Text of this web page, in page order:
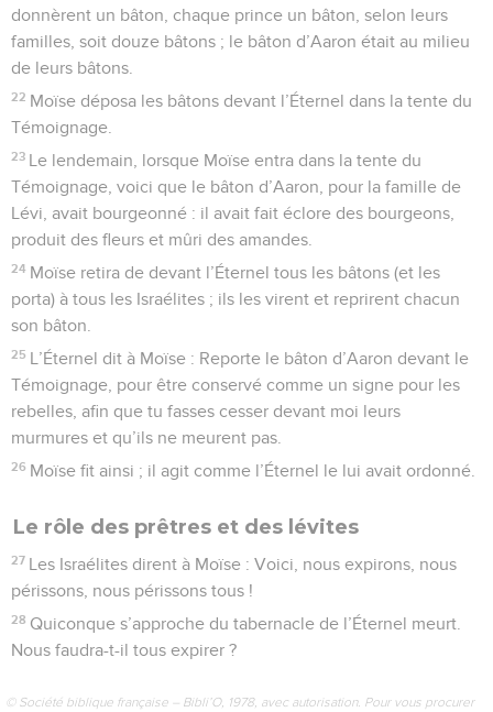
donnèrent un bâton, chaque prince un bâton, selon leurs
familles, soit douze bâtons ; le bâton d’Aaron était au milieu
de leurs bâtons.
22 Moïse déposa les bâtons devant l’Éternel dans la tente du
Témoignage.
23 Le lendemain, lorsque Moïse entra dans la tente du
Témoignage, voici que le bâton d’Aaron, pour la famille de
Lévi, avait bourgeonné : il avait fait éclore des bourgeons,
produit des fleurs et mûri des amandes.
24 Moïse retira de devant l’Éternel tous les bâtons (et les
porta) à tous les Israélites ; ils les virent et reprirent chacun
son bâton.
25 L’Éternel dit à Moïse : Reporte le bâton d’Aaron devant le
Témoignage, pour être conservé comme un signe pour les
rebelles, afin que tu fasses cesser devant moi leurs
murmures et qu’ils ne meurent pas.
26 Moïse fit ainsi ; il agit comme l’Éternel le lui avait ordonné.
Le rôle des prêtres et des lévites
27 Les Israélites dirent à Moïse : Voici, nous expirons, nous
périssons, nous périssons tous !
28 Quiconque s’approche du tabernacle de l’Éternel meurt.
Nous faudra-t-il tous expirer ?
© Société biblique française – Bibli’O, 1978, avec autorisation. Pour vous procurer